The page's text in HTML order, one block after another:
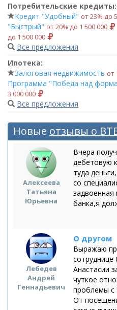
Потребительские кредиты:
Кредит "Удобный" от 23% до
"Быстрый" от 20% до 1 500 000
до 1 500 000
Все предложения
Ипотека:
Залоговая недвижимость от
Программа "Победа над
3 000 000
Все предложения
Новые отзывы о
Алексеева
Татьяна
Юрьевна
Вчера
дебетовую
туда
со
задвоенная
банка,я
Лебедев
Андрей
Геннадьевич
О другом
Выражаю
сотруднице
Анастасии
чуткое
проблемы с
От